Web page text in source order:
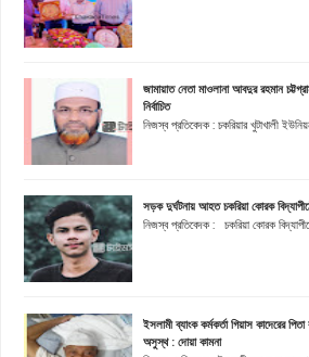
জামায়াত নেতা মাওলানা আবদুর রহমান
নির্বাচিত
নিজস্ব প্রতিবেদক : চকরিয়ার খুটাখালী
সড়ক দুর্ঘটনায় আহত চকরিয়া কোরক
নিজস্ব প্রতিবেদক : চকরিয়া কোরক
ইসলামী ব্যাংক কর্মকর্তা গিয়াস কাদেরের
অসুস্থ : দোয়া কামনা